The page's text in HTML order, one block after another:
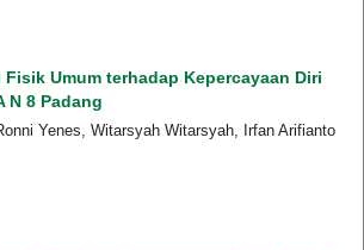
Umum terhadap Kepercayaan Diri
N 8 Padang
Yenes, Witarsyah Witarsyah, Irfan Arifianto